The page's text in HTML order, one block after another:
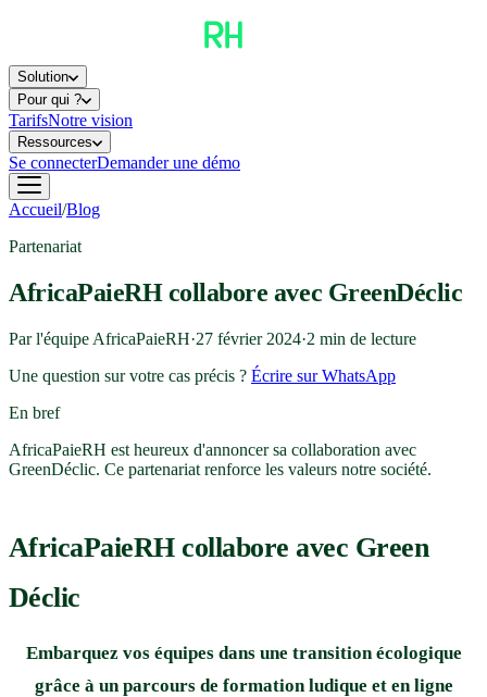
Solution
Pour qui ?
TarifsNotre vision
Ressources
Se connecterDemander une démo
Accueil/Blog
Partenariat
AfricaPaieRH collabore avec GreenDéclic
Par l'équipe AfricaPaieRH·27 février 2024·2 min de lecture
Une question sur votre cas précis ? Écrire sur WhatsApp
En bref
AfricaPaieRH est heureux d'annoncer sa collaboration avec
GreenDéclic. Ce partenariat renforce les valeurs notre société.
AfricaPaieRH collabore avec Green
Déclic
Embarquez vos équipes dans une transition écologique
grâce à un parcours de formation ludique et en ligne